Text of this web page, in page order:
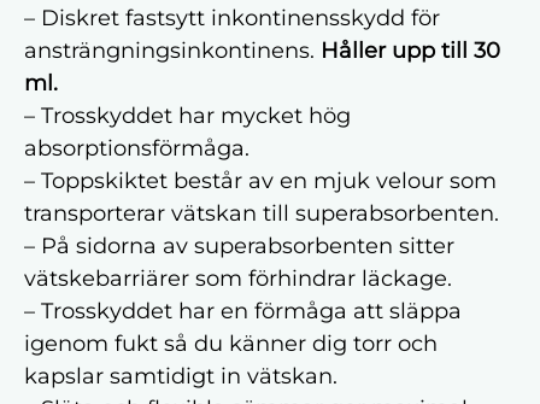
– Diskret fastsytt inkontinensskydd för
ansträngningsinkontinens. Håller upp till 30
ml.
– Trosskyddet har mycket hög
absorptionsförmåga.
– Toppskiktet består av en mjuk velour som
transporterar vätskan till superabsorbenten.
– På sidorna av superabsorbenten sitter
vätskebarriärer som förhindrar läckage.
– Trosskyddet har en förmåga att släppa
igenom fukt så du känner dig torr och
kapslar samtidigt in vätskan.